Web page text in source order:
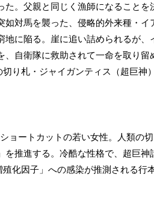
。父親と同じく漁師になることを
対馬を襲った、侵略的外来種・イ
に陥る。崖に追い詰められるが、
自衛隊に救助されて一命を取り留
り札・ジャイガンティス（超巨神
ョートカットの若い女性。人類の
推進する。冷酷な性格で、超巨神
化因子」への感染が推測される行